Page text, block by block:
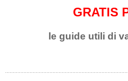
GRATIS
le guide utili di